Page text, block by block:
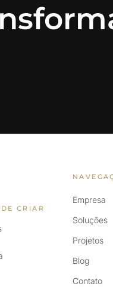
CRIAR
Empresa
Soluções
Projetos
Blog
Contato